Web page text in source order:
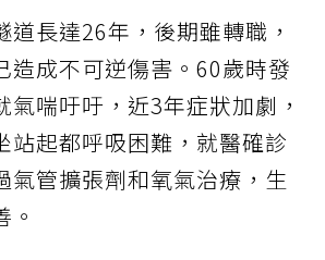
道長達26年，後期雖轉職，
造成不可逆傷害。60歲時發
氣喘吁吁，近3年症狀加劇，
站起都呼吸困難，就醫確診
氣管擴張劑和氧氣治療，生